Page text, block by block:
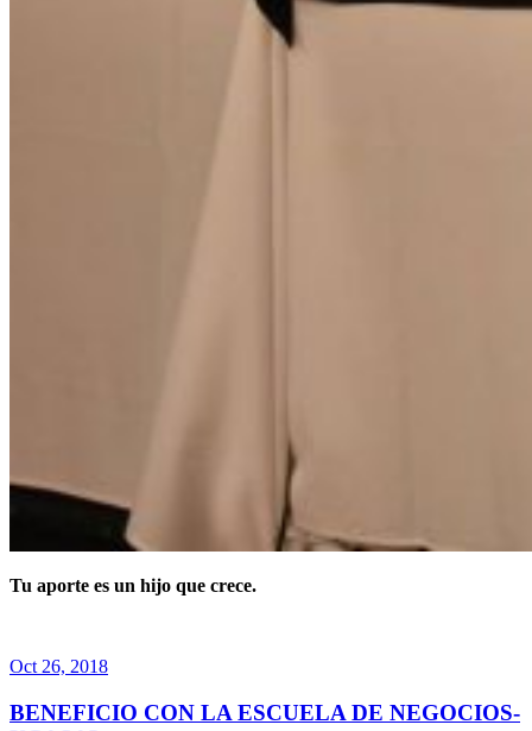
Tu aporte es un hijo que crece.
Oct 26, 2018
BENEFICIO CON LA ESCUELA DE NEGOCIOS-